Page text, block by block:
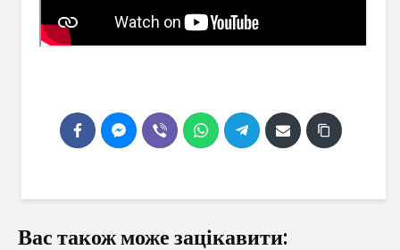
Вас також може зацікавити: